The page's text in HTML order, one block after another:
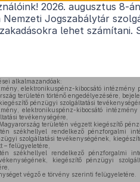
az egyes
Hatályos: 2025.
alkalmazandóak:
elektronikuspénz-kibocsátó intézmény
területén történő engedélyezésére,
pénzügyi szolgáltatási
elektronikuspénz-kibocsátó
tevékenységére,
területén végzett kiegészítő
székhellyel rendelkező pénzforgalmi
szolgáltatási tevékenységének,
– felügyeletére,
székhellyel rendelkező pénzforgalmi
kiegészítő pénzügyi
végző e törvény szerinti felügyeletére.
2026. augusztus 8-
Nemzeti Jogszabálytár
lehet